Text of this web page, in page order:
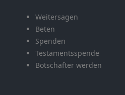
Weitersagen
Beten
Spenden
Testamentsspende
Botschafter werden